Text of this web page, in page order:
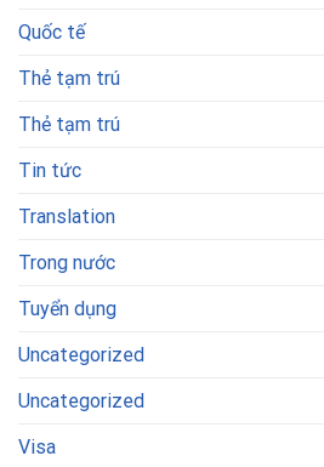
Quốc tế
Thẻ tạm trú
Thẻ tạm trú
Tin tức
Translation
Trong nước
Tuyển dụng
Uncategorized
Uncategorized
Visa